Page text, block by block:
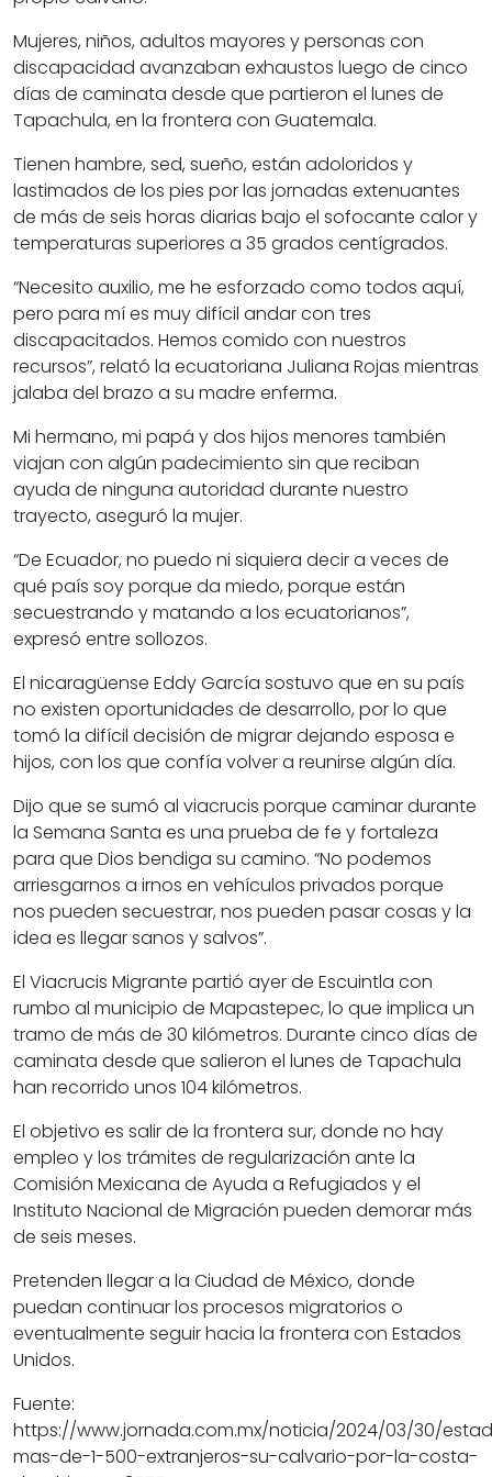
Mujeres, niños, adultos mayores y personas con
discapacidad avanzaban exhaustos luego de cinco
días de caminata desde que partieron el lunes de
Tapachula, en la frontera con Guatemala.
Tienen hambre, sed, sueño, están adoloridos y
lastimados de los pies por las jornadas extenuantes
de más de seis horas diarias bajo el sofocante calor y
temperaturas superiores a 35 grados centígrados.
Necesito auxilio, me he esforzado como todos aquí,
pero para mí es muy difícil andar con tres
discapacitados. Hemos comido con nuestros
recursos , relató la ecuatoriana Juliana Rojas mientras
jalaba del brazo a su madre enferma.
Mi hermano, mi papá y dos hijos menores también
viajan con algún padecimiento sin que reciban
ayuda de ninguna autoridad durante nuestro
trayecto, aseguró la mujer.
De Ecuador, no puedo ni siquiera decir a veces de
qué país soy porque da miedo, porque están
secuestrando y matando a los ecuatorianos ,
expresó entre sollozos.
El nicaragüense Eddy García sostuvo que en su país
no existen oportunidades de desarrollo, por lo que
tomó la difícil decisión de migrar dejando esposa e
hijos, con los que confía volver a reunirse algún día.
Dijo que se sumó al viacrucis porque caminar durante
la Semana Santa es una prueba de fe y fortaleza
para que Dios bendiga su camino. No podemos
arriesgarnos a irnos en vehículos privados porque
nos pueden secuestrar, nos pueden pasar cosas y la
idea es llegar sanos y salvos .
El Viacrucis Migrante partió ayer de Escuintla con
rumbo al municipio de Mapastepec, lo que implica un
tramo de más de 30 kilómetros. Durante cinco días de
caminata desde que salieron el lunes de Tapachula
han recorrido unos 104 kilómetros.
El objetivo es salir de la frontera sur, donde no hay
empleo y los trámites de regularización ante la
Comisión Mexicana de Ayuda a Refugiados y el
Instituto Nacional de Migración pueden demorar más
de seis meses.
Pretenden llegar a la Ciudad de México, donde
puedan continuar los procesos migratorios o
eventualmente seguir hacia la frontera con Estados
Unidos.
Fuente:
https://www.jornada.com.mx/noticia/2024/03/30/
mas-de-1-500-extranjeros-su-calvario-por-la-costa-